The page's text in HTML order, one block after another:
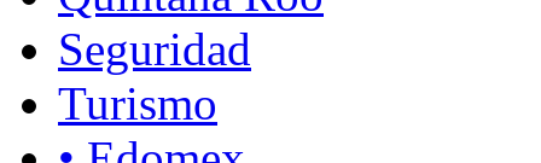
Seguridad
Turismo